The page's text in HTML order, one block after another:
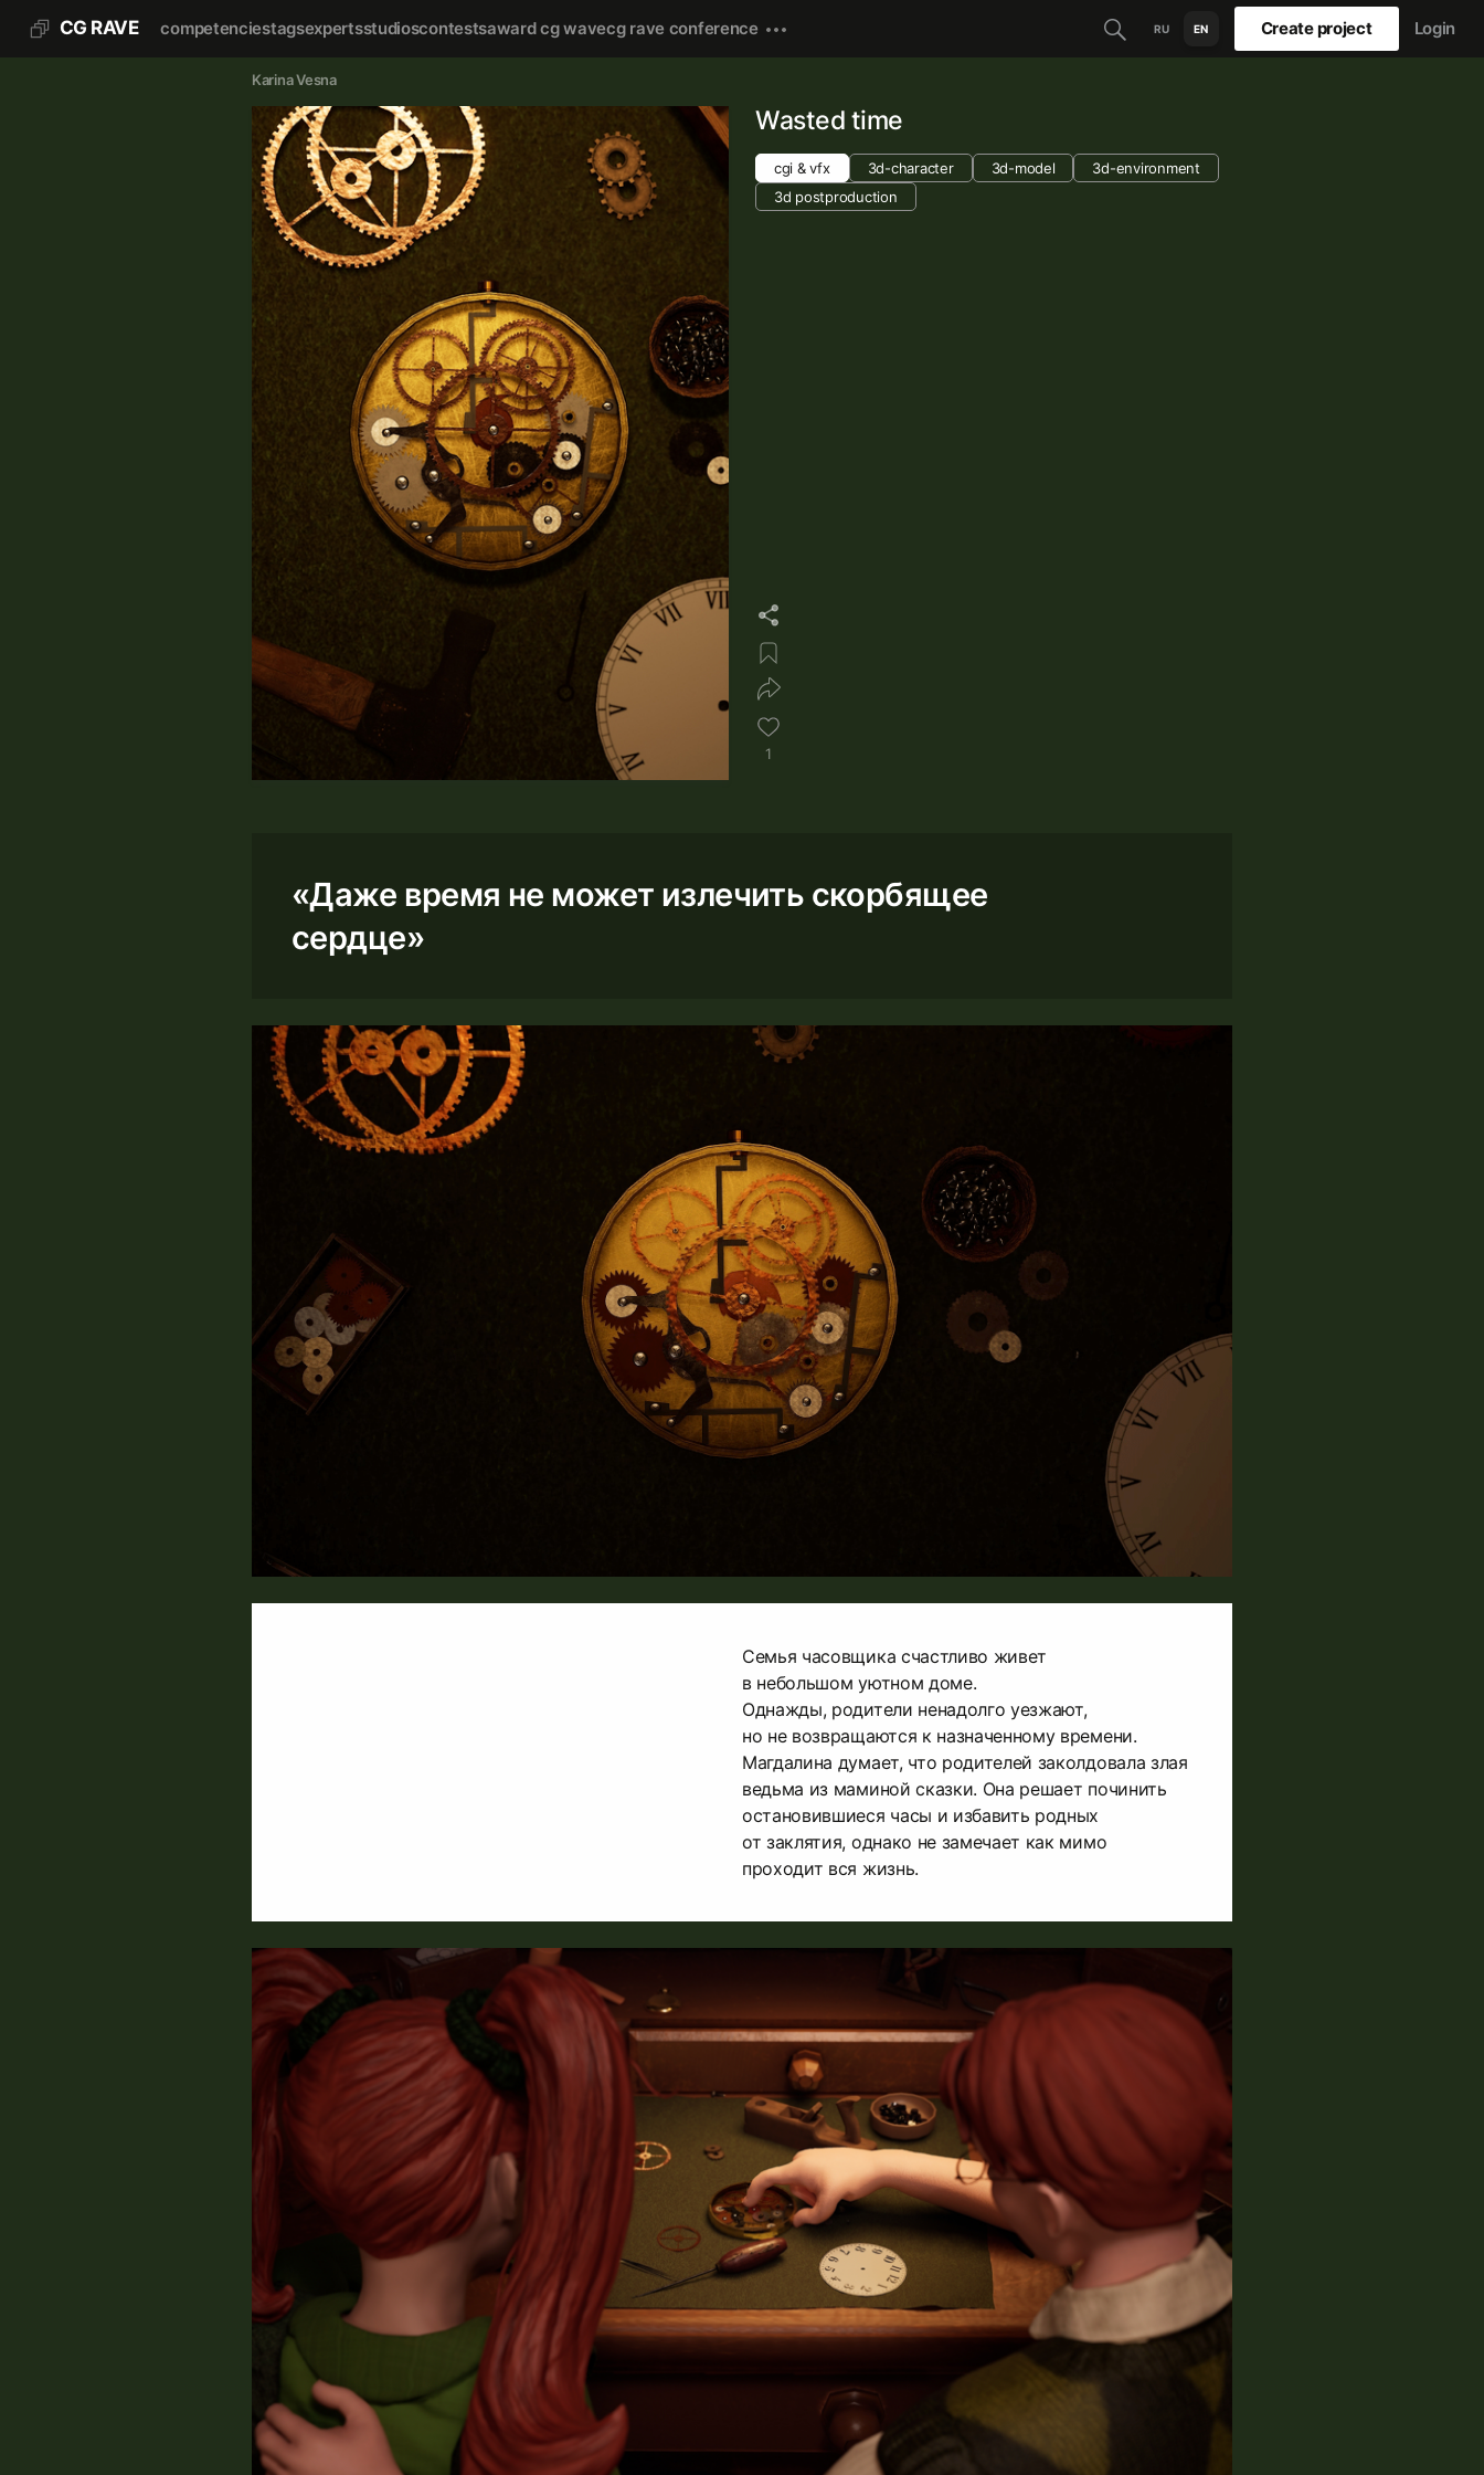
CG RAVE competenciestagsexpertsstudioscontestsaward cg wavecg rave conference RU EN Create project Login
Karina Vesna
Wasted time
cgi & vfx 3d-character 3d-model
3d-environment
3d postproduction
1
«Даже время не может излечить скорбящее
сердце»
Семья часовщика счастливо живет
в небольшом уютном доме.
Однажды, родители ненадолго уезжают,
но не возвращаются к назначенному времени.
Магдалина думает, что родителей заколдовала злая
ведьма из маминой сказки. Она решает починить
остановившиеся часы и избавить родных
от заклятия, однако не замечает как мимо
проходит вся жизнь.